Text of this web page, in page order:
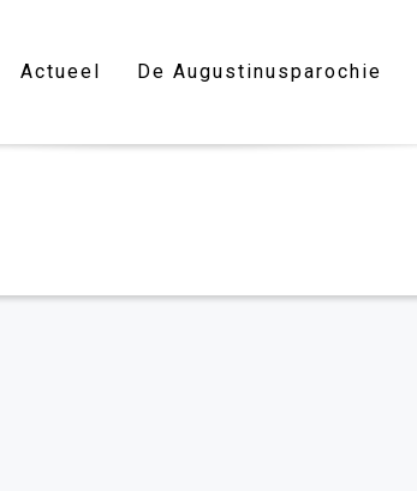
Actueel De Augustinusparochie